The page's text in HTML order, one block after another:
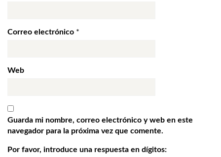
Correo electrónico *
Web
Guarda mi nombre, correo electrónico y web en este
navegador para la próxima vez que comente.
Por favor, introduce una respuesta en dígitos: